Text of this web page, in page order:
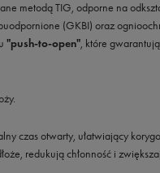
metodą TIG, odporne na
(GKBI) oraz
"push-to-open", które
czas otwarty, ułatwiający
redukują chłonność i